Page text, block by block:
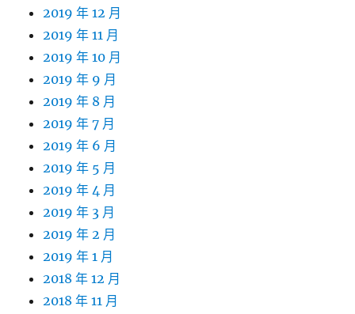
2019 年 12 月
2019 年 11 月
2019 年 10 月
2019 年 9 月
2019 年 8 月
2019 年 7 月
2019 年 6 月
2019 年 5 月
2019 年 4 月
2019 年 3 月
2019 年 2 月
2019 年 1 月
2018 年 12 月
2018 年 11 月